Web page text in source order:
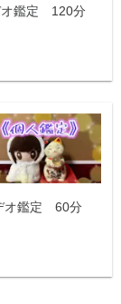
オ鑑定 120分
オ鑑定 60分